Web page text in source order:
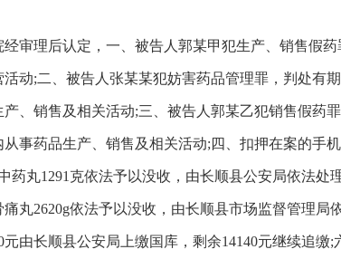
理后认定，一、被告人郭某甲犯生产、销售假药
活动;二、被告人张某某犯妨害药品管理罪，判处有
、销售及相关活动;三、被告人郭某乙犯销售假药
事药品生产、销售及相关活动;四、扣押在案的手
药丸1291克依法予以没收，由长顺县公安局依法
痛丸2620g依法予以没收，由长顺县市场监督管理
元由长顺县公安局上缴国库，剩余14140元继续追